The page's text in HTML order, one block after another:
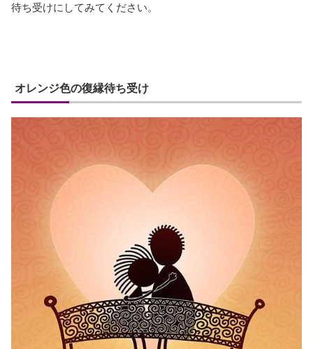
待ち受けにしてみてください。
オレンジ色の復縁待ち受け